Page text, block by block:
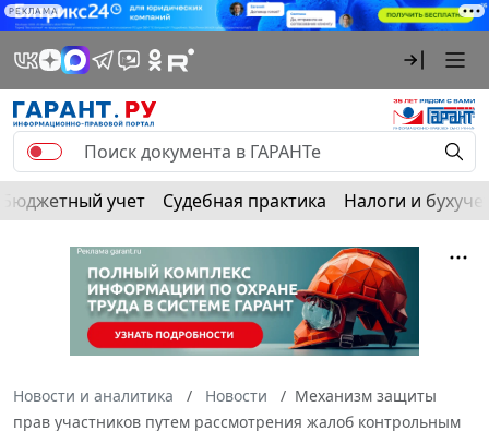
РЕКЛАМА
Бюджетный учет Судебная практика Налоги и
Новости и аналитика Новости
Механизм защиты
прав участников путем рассмотрения жалоб контрольным